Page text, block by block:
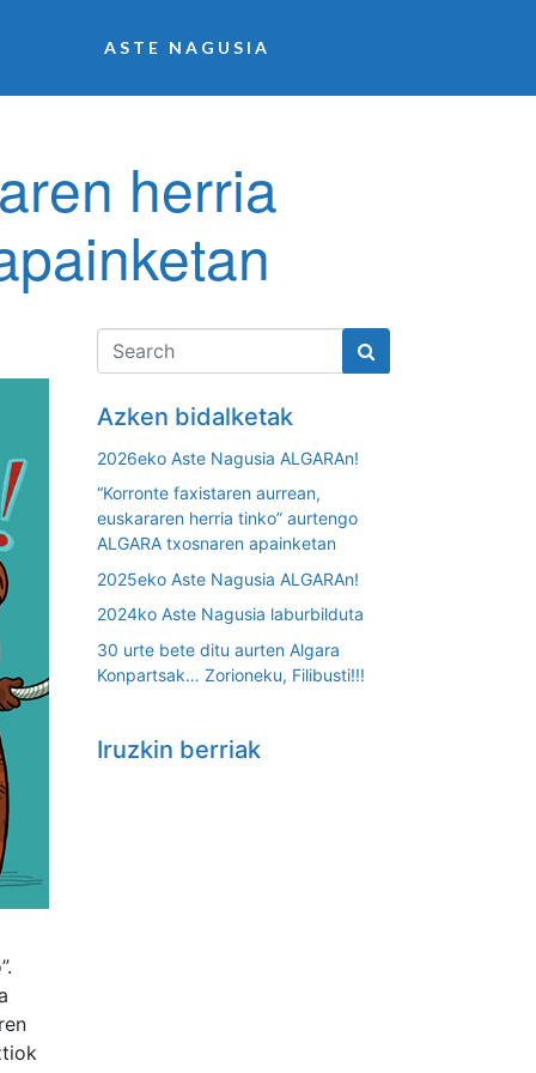
ASTE NAGUSIA
herria
Azken bidalketak
2026eko Aste Nagusia ALGARAn!
“Korronte faxistaren aurrean,
euskararen herria tinko” aurtengo
ALGARA txosnaren apainketan
2025eko Aste Nagusia ALGARAn!
2024ko Aste Nagusia laburbilduta
30 urte bete ditu aurten Algara
Konpartsak… Zorioneku, Filibusti!!!
Iruzkin berriak